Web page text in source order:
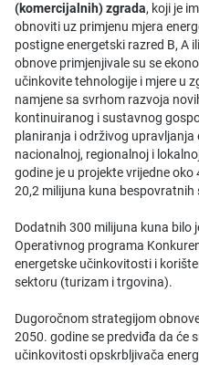
(komercijalnih) zgrada, koji je
obnoviti uz primjenu mjera
postigne energetski razred B, A
obnove primjenjivale su se
učinkovite tehnologije i mjere u
namjene sa svrhom razvoja
kontinuiranog i sustavnog
planiranja i održivog upravljanja
nacionalnoj, regionalnoj i
godine je u projekte vrijedne
20,2 milijuna kuna bespovratnih
Dodatnih 300 milijuna kuna bilo
Operativnog programa
energetske učinkovitosti i
sektoru (turizam i trgovina).
Dugoročnom strategijom
2050. godine se predviđa da će
učinkovitosti opskrbljivača